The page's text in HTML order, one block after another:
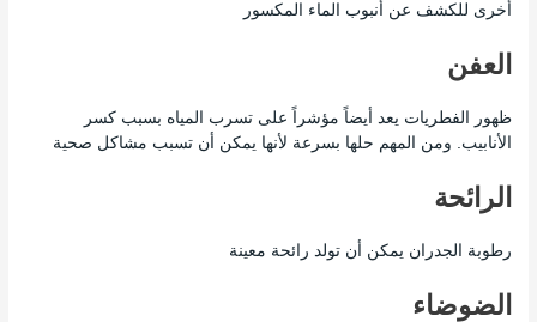
أخرى للكشف عن أنبوب الماء المكسور
العفن
ظهور الفطريات يعد أيضاً مؤشراً على تسرب المياه بسبب كسر
الأنابيب. ومن المهم حلها بسرعة لأنها يمكن أن تسبب مشاكل صحية
الرائحة
رطوبة الجدران يمكن أن تولد رائحة معينة
الضوضاء